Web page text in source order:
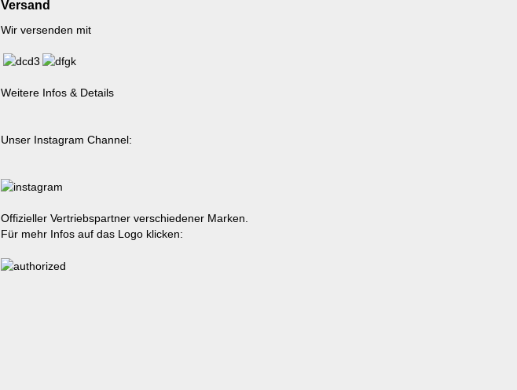
Versand
Wir versenden mit
Weitere Infos & Details
Unser Instagram Channel:
Offizieller Vertriebspartner verschiedener Marken.
Für mehr Infos auf das Logo klicken: